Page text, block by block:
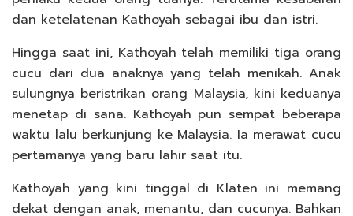
dan ketelatenan Kathoyah sebagai ibu dan istri.
Hingga saat ini, Kathoyah telah memiliki tiga orang
cucu dari dua anaknya yang telah menikah. Anak
sulungnya beristrikan orang Malaysia, kini keduanya
menetap di sana. Kathoyah pun sempat beberapa
waktu lalu berkunjung ke Malaysia. Ia merawat cucu
pertamanya yang baru lahir saat itu.
Kathoyah yang kini tinggal di Klaten ini memang
dekat dengan anak, menantu, dan cucunya. Bahkan